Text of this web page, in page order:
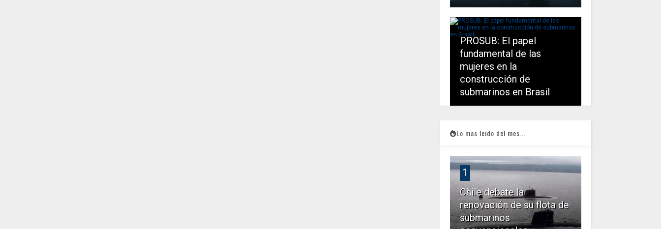
PROSUB: El papel
fundamental de las
mujeres en la
construcción de
submarinos en Brasil
Lo mas leido del mes...
1
Chile debate la
renovación de su flota de
submarinos